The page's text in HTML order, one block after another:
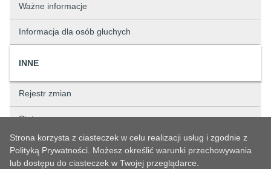
Ważne informacje
Informacja dla osób głuchych
INNE
Rejestr zmian
Status sprawy
Strona korzysta z ciasteczek w celu realizacji usług i zgodnie z
Polityką Prywatności. Możesz określić warunki przechowywania
lub dostępu do ciasteczek w Twojej przeglądarce.